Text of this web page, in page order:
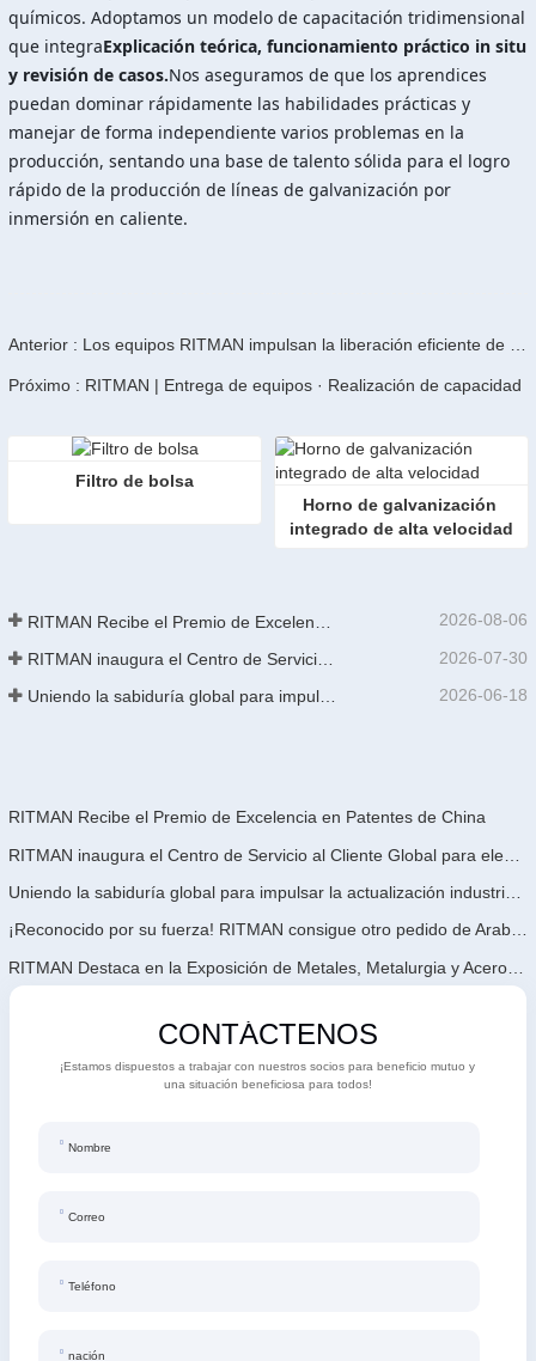
químicos. Adoptamos un modelo de capacitación tridimensional
que integraExplicación teórica, funcionamiento práctico in situ
y revisión de casos.Nos aseguramos de que los aprendices
puedan dominar rápidamente las habilidades prácticas y
manejar de forma independiente varios problemas en la
producción, sentando una base de talento sólida para el logro
rápido de la producción de líneas de galvanización por
inmersión en caliente.
Anterior : Los equipos RITMAN impulsan la liberación eficiente de capacidad en las líneas de galvanizado por inmersión en caliente
Próximo : RITMAN | Entrega de equipos · Realización de capacidad
Filtro de bolsa
Horno de galvanización
integrado de alta velocidad
2026-08-06
2026-07-30
2026-06-18
RITMAN Recibe el Premio de Excelencia en Patentes de China
¡Reconocido por su fuerza! RITMAN consigue otro pedido de Arabia Saudita
CONTÁCTENOS
¡Estamos dispuestos a trabajar con nuestros socios para beneficio mutuo y
una situación beneficiosa para todos!
Nombre
Correo
Teléfono
nación